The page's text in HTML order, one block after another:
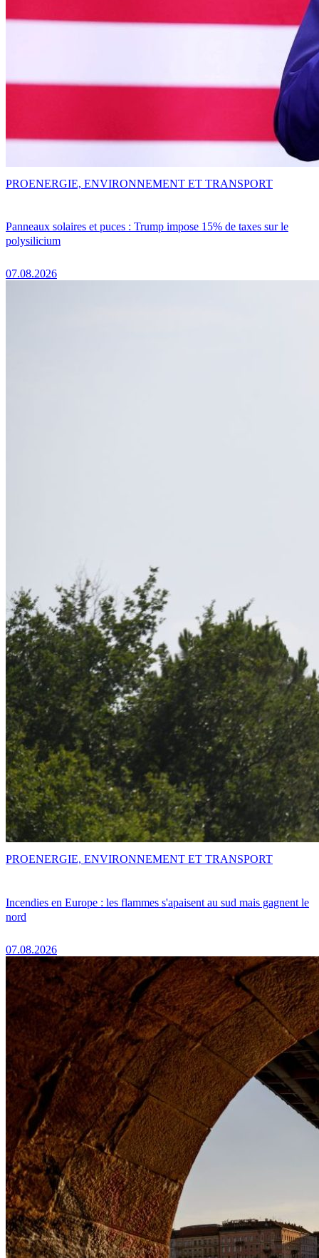
Panneaux solaires et puces : Trump impose 15% de taxes sur le
polysilicium
07.08.2026
PROENERGIE, ENVIRONNEMENT ET TRANSPORT
Incendies en Europe : les flammes s'apaisent au sud mais gagnent le
nord
07.08.2026
PROENERGIE, ENVIRONNEMENT ET TRANSPORT